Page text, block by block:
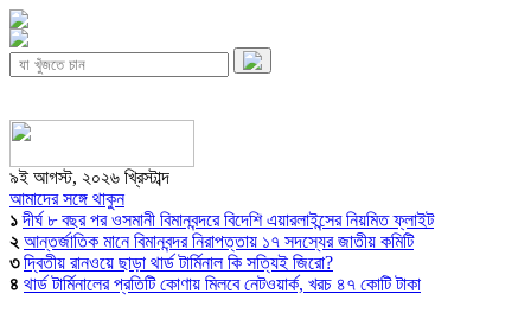
৯ই আগস্ট, ২০২৬ খ্রিস্টাব্দ
আমাদের সঙ্গে থাকুন
১ দীর্ঘ ৮ বছর পর ওসমানী বিমানবন্দরে বিদেশি এয়ারলাইন্সের নিয়মিত ফ্লাইট
২ আন্তর্জাতিক মানে বিমানবন্দর নিরাপত্তায় ১৭ সদস্যের জাতীয় কমিটি
৩ দ্বিতীয় রানওয়ে ছাড়া থার্ড টার্মিনাল কি সত্যিই জিরো?
৪ থার্ড টার্মিনালের প্রতিটি কোণায় মিলবে নেটওয়ার্ক, খরচ ৪৭ কোটি টাকা